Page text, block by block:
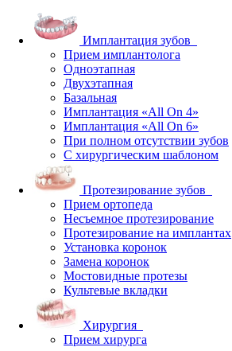
Имплантация зубов
Прием имплантолога
Одноэтапная
Двухэтапная
Базальная
Имплантация «All On 4»
Имплантация «All On 6»
При полном отсутствии зубов
С хирургическим шаблоном
Протезирование зубов
Прием ортопеда
Несъемное протезирование
Протезирование на имплантах
Установка коронок
Замена коронок
Мостовидные протезы
Культевые вкладки
Хирургия
Прием хирурга